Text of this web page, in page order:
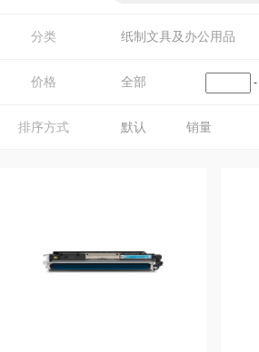
分类 纸制文具及办公用品
价格 全部 -
排序方式 默认 销量